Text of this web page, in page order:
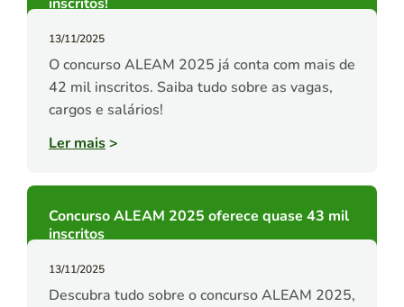
13/11/2025
O concurso ALEAM 2025 já conta com mais de
42 mil inscritos. Saiba tudo sobre as vagas,
cargos e salários!
Ler mais>
Concurso ALEAM 2025 oferece quase 43 mil
inscritos
13/11/2025
Descubra tudo sobre o concurso ALEAM 2025,